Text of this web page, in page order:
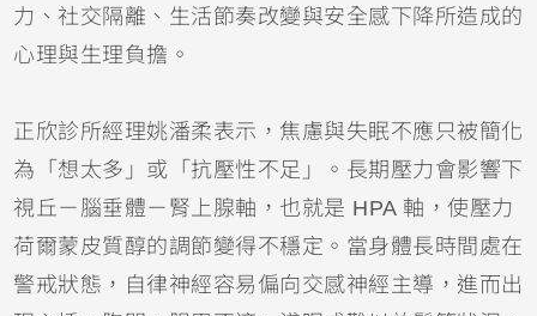
力、社交隔離、生活節奏改變與安全感下降所造成的
心理與生理負擔。
正欣診所經理姚潘柔表示，焦慮與失眠不應只被簡化
為「想太多」或「抗壓性不足」。長期壓力會影響下
視丘－腦垂體－腎上腺軸，也就是 HPA 軸，使壓力
荷爾蒙皮質醇的調節變得不穩定。當身體長時間處在
警戒狀態，自律神經容易偏向交感神經主導，進而出